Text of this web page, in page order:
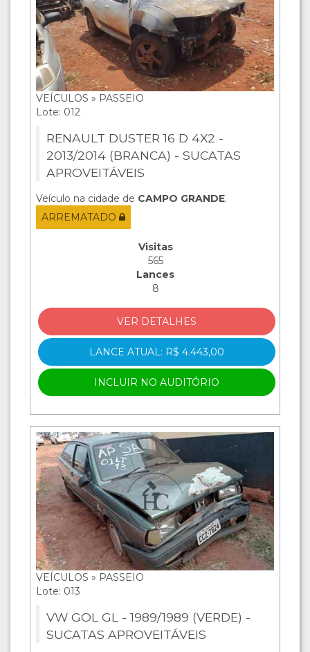
VEÍCULOS » PASSEIO
Lote: 012
RENAULT DUSTER 16 D 4X2 -
2013/2014 (BRANCA) - SUCATAS
APROVEITÁVEIS
Veículo na cidade de CAMPO GRANDE.
ARREMATADO
Visitas
565
Lances
8
VER DETALHES
LANCE ATUAL: R$ 4.443,00
INCLUIR NO AUDITÓRIO
VEÍCULOS » PASSEIO
Lote: 013
VW GOL GL - 1989/1989 (VERDE) -
SUCATAS APROVEITÁVEIS